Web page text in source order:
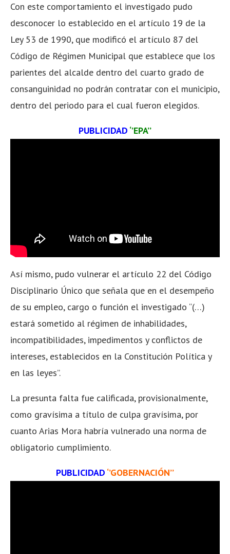
Con este comportamiento el investigado pudo
desconocer lo establecido en el artículo 19 de la
Ley 53 de 1990, que modificó el artículo 87 del
Código de Régimen Municipal que establece que los
parientes del alcalde dentro del cuarto grado de
consanguinidad no podrán contratar con el municipio,
dentro del periodo para el cual fueron elegidos.
PUBLICIDAD ‘’EPA’’
Así mismo, pudo vulnerar el artículo 22 del Código
Disciplinario Único que señala que en el desempeño
de su empleo, cargo o función el investigado “(…)
estará sometido al régimen de inhabilidades,
incompatibilidades, impedimentos y conflictos de
intereses, establecidos en la Constitución Política y
en las leyes”.
La presunta falta fue calificada, provisionalmente,
como gravísima a título de culpa gravísima, por
cuanto Arias Mora habría vulnerado una norma de
obligatorio cumplimiento.
PUBLICIDAD ‘’GOBERNACIÓN’’